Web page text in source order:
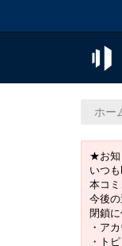
ホー
★お知
いつ
本コ
今後
閉鎖
・ア
・ト